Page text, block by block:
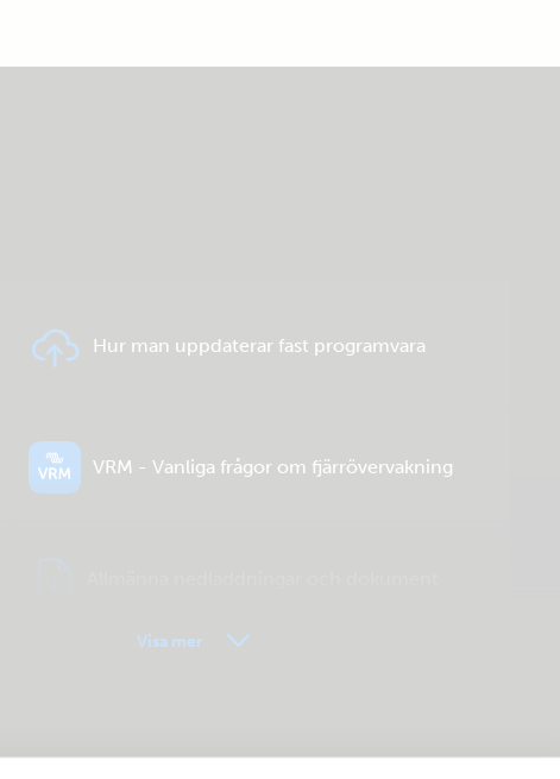
Hur man uppdaterar fast programvara
VRM - Vanliga frågor om fjärrövervakning
Visa mer